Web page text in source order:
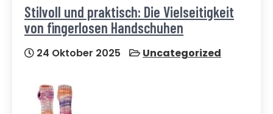
Stilvoll und praktisch: Die Vielseitigkeit
von fingerlosen Handschuhen
24 Oktober 2025 Uncategorized